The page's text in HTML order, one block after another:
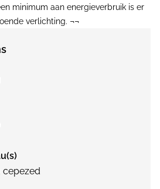
minimum aan energieverbruik is er
verlichting. ¬¬